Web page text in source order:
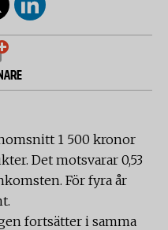
1 500 kronor
Det motsvarar 0,53
För fyra år
fortsätter i samma